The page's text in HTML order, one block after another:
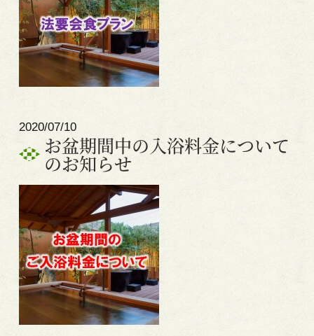
2020/07/10
お盆期間中の入浴料金について
のお知らせ